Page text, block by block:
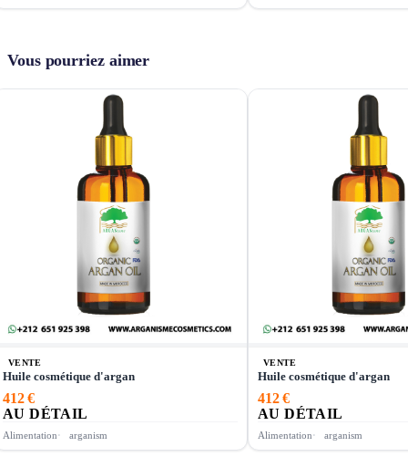
Vous pourriez aimer
VENTE
Huile cosmétique d'argan
412 €
AU DÉTAIL
Alimentation arganism
VENTE
Huile cosmétique d'argan
412 €
AU DÉTAIL
Alimentation arganism